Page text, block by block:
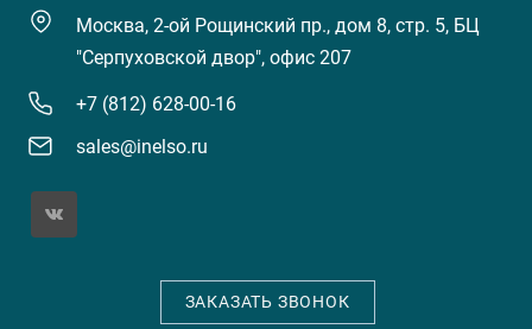
Москва, 2-ой Рощинский пр., дом 8, стр. 5, БЦ
"Серпуховской двор", офис 207
+7 (812) 628-00-16
sales@inelso.ru
ЗАКАЗАТЬ ЗВОНОК